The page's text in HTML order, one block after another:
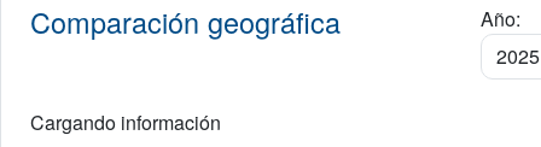
Comparación geográfica Año:
Cargando información